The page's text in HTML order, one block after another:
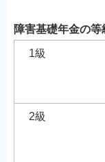
障害基礎年金の等
1級
2級